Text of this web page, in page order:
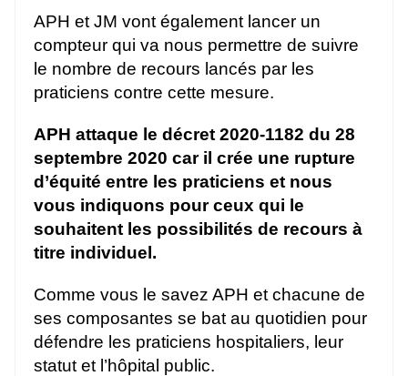
APH et JM vont également lancer un
compteur qui va nous permettre de suivre
le nombre de recours lancés par les
praticiens contre cette mesure.
APH attaque le décret 2020-1182 du 28
septembre 2020 car il crée une rupture
d’équité entre les praticiens et nous
vous indiquons pour ceux qui le
souhaitent les possibilités de recours à
titre individuel.
Comme vous le savez APH et chacune de
ses composantes se bat au quotidien pour
défendre les praticiens hospitaliers, leur
statut et l’hôpital public.